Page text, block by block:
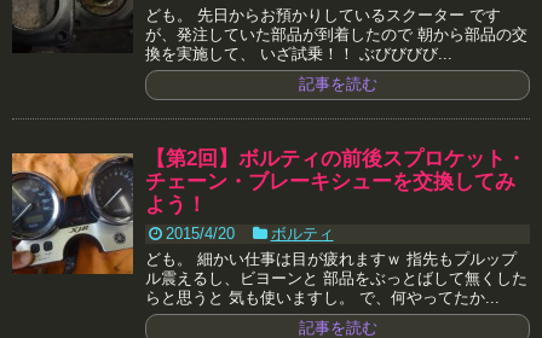
ども。 先日からお預かりしているスクーター です
が、発注していた部品が到着したので 朝から部品の交
換を実施して、 いざ試乗！！ ぶびびびび...
記事を読む
【第2回】ボルティの前後スプロケット・
チェーン・ブレーキシューを交換してみ
よう！
2015/4/20
ボルティ
ども。 細かい仕事は目が疲れますｗ 指先もプルップ
ル震えるし、ビヨーンと 部品をぶっとばして無くした
らと思うと 気も使いますし。 で、何やってたか...
記事を読む